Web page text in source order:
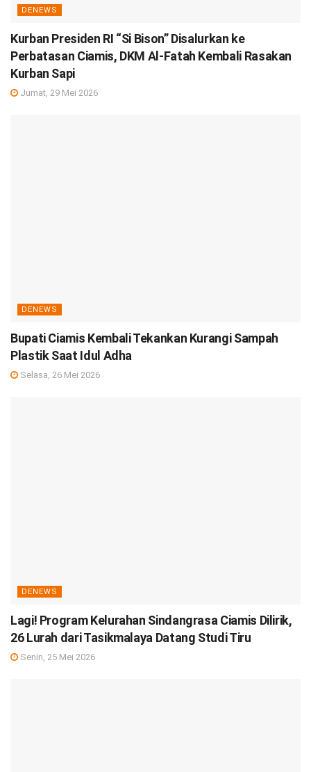
DENEWS
Kurban Presiden RI “Si Bison” Disalurkan ke
Perbatasan Ciamis, DKM Al-Fatah Kembali Rasakan
Kurban Sapi
Jumat, 29 Mei 2026
DENEWS
Bupati Ciamis Kembali Tekankan Kurangi Sampah
Plastik Saat Idul Adha
Selasa, 26 Mei 2026
DENEWS
Lagi! Program Kelurahan Sindangrasa Ciamis Dilirik,
26 Lurah dari Tasikmalaya Datang Studi Tiru
Senin, 25 Mei 2026